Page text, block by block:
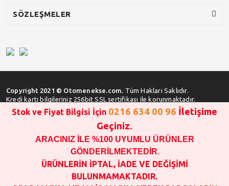
SÖZLEŞMELER
Copyright 2021 © Otomenekse.com. Tüm Hakları Saklıdır.
Kredi kartı bilgileriniz 256bit SSL sertifikası ile korunmaktadır.
SATIN ALMA İŞLEMİ YAPMADAN ÖNCE
STOK VE FİYAT BİLGİSİ ALINIZ !!!
1000 TL VE ÜSTÜ SİPARİŞ VERİLEBİLİR!!!
OPAR MARKA VE MAİS MARKA YEDEK PARÇALARIN
GARANTİSİ YOKTUR!!!!!!!!!!!
Stok ve Fiyat Bilgisi İçin 0216 634 00 96 İletişime
Geçiniz.
ARACINIZ İLE %100 UYUMLU ÜRÜNLER
GÖNDERİLMEKTEDİR.
ÜRÜNLERİN İPTAL, İADE VE DEĞİŞİMİ
BULUNMAMAKTADIR.